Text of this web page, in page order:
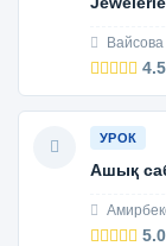
4.5
УРОК
Ашық
5.0